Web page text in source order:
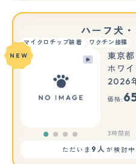
ハーフ犬
マイクロチップ装着
ワクチン接種
NEW
東京都
ホワイ
2026
価格:
3時間前
ただいま 9人 が検討